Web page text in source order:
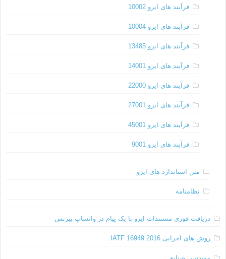
فرآیند های ایزو 10002
فرآیند های ایزو 10004
فرآیند های ایزو 13485
فرآیند های ایزو 14001
فرآیند های ایزو 22000
فرآیند های ایزو 27001
فرآیند های ایزو 45001
فرآیند های ایزو 9001
متن استاندارد های ایزو
نظامنامه
دریافت فوری مستندات ایزو با یک پیام در واتساپ بیزنس
روش های اجرایی IATF 16949:2016